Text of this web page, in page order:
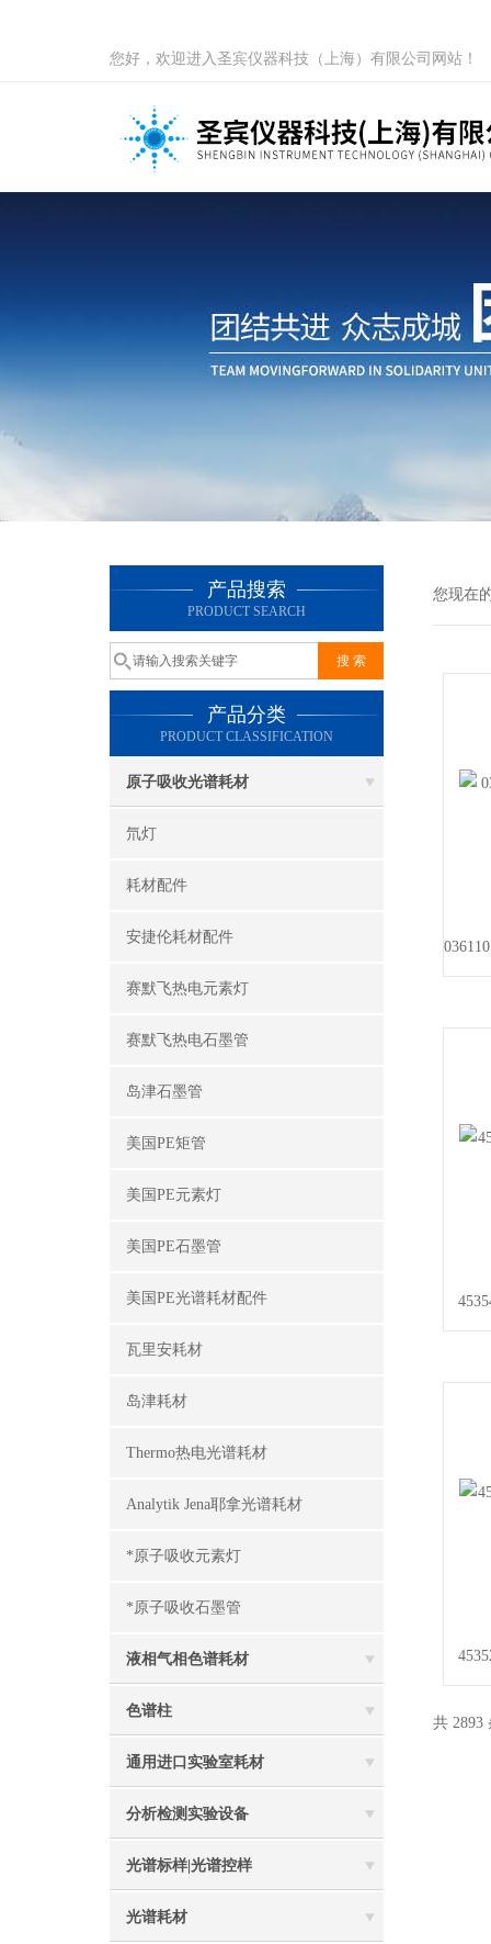
您好，欢迎进入圣宾仪器科技（上海）有限公司网站！
产品搜索
PRODUCT SEARCH
产品分类
PRODUCT CLASSIFICATION
原子吸收光谱耗材
氘灯
耗材配件
安捷伦耗材配件
赛默飞热电元素灯
赛默飞热电石墨管
岛津石墨管
美国PE矩管
美国PE元素灯
美国PE石墨管
美国PE光谱耗材配件
瓦里安耗材
岛津耗材
Thermo热电光谱耗材
Analytik Jena耶拿光谱耗材
*原子吸收元素灯
*原子吸收石墨管
液相气相色谱耗材
色谱柱
通用进口实验室耗材
分析检测实验设备
光谱标样|光谱控样
光谱耗材
您现在
共 2893